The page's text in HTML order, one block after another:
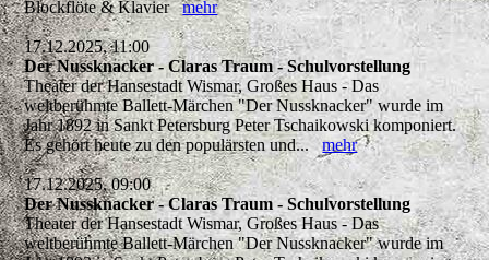
Blockflöte & Klaviermehr
17.12.2025, 11:00
Der Nussknacker - Claras Traum - Schulvorstellung
Theater der Hansestadt Wismar, Großes Haus - Das
weltberühmte Ballett-Märchen "Der Nussknacker" wurde im
Jahr 1892 in Sankt Petersburg Peter Tschaikowski komponiert.
Es gehört heute zu den populärsten und...mehr
17.12.2025, 09:00
Der Nussknacker - Claras Traum - Schulvorstellung
Theater der Hansestadt Wismar, Großes Haus - Das
weltberühmte Ballett-Märchen "Der Nussknacker" wurde im